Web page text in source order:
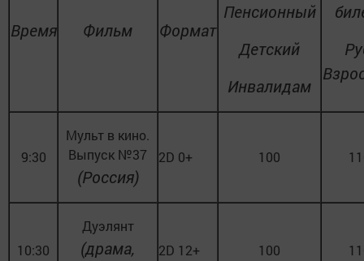
Время Фильм Формат
Пенсионный
Детский
Инвалидам
9:30
Мульт в кино.
Выпуск №37
(Россия)
2D 0+ 100
10:30
Дуэлянт
(драма,
2D 12+ 100